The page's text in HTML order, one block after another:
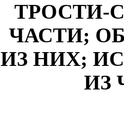
ТРОСТИ-
ЧАСТИ;
ИЗ НИХ;
ИЗ